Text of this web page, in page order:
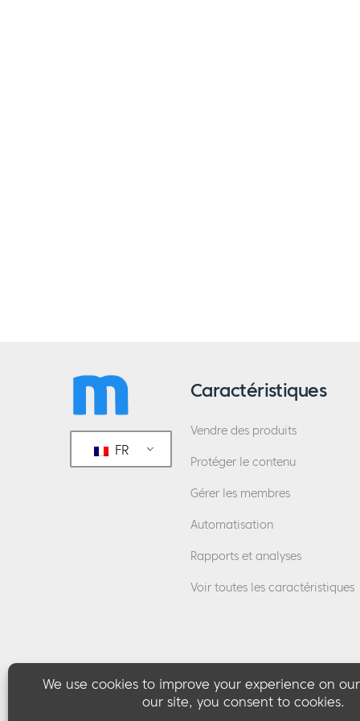
FR
Caractéristiques
Vendre des produits
Protéger le contenu
Gérer les membres
Automatisation
Rapports et analyses
Voir toutes les caractéristiques